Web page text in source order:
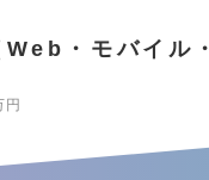
・モバイル
円